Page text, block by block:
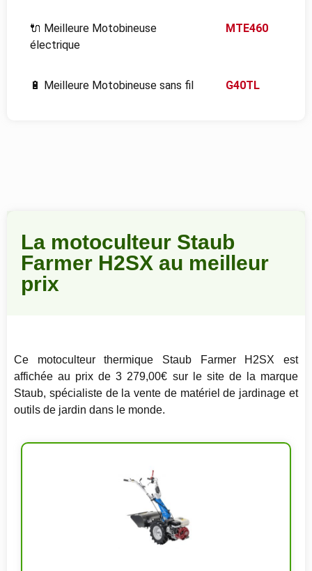
🔌 Meilleure Motobineuse
électrique
MTE460
🔋 Meilleure Motobineuse sans fil G40TL
La motoculteur Staub
Farmer H2SX au meilleur
prix
Ce motoculteur thermique Staub Farmer H2SX est
affichée au prix de 3 279,00€ sur le site de la marque
Staub, spécialiste de la vente de matériel de jardinage et
outils de jardin dans le monde.